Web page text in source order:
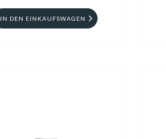
IN DEN EINKAUFSWAGEN